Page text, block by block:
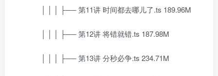
│ │ │ ├── 第11讲 时间都去哪儿了.ts 189.96M
│ │ │ ├── 第12讲 将错就错.ts 187.98M
│ │ │ ├── 第13讲 分秒必争.ts 234.71M